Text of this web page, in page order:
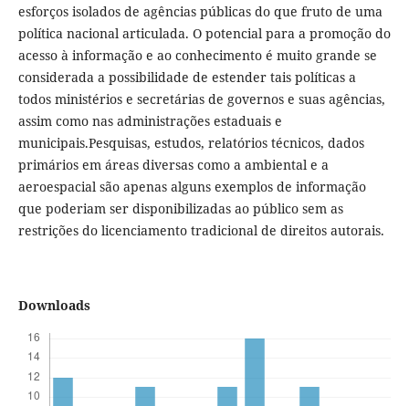
esforços isolados de agências públicas do que fruto de uma
política nacional articulada. O potencial para a promoção do
acesso à informação e ao conhecimento é muito grande se
considerada a possibilidade de estender tais políticas a
todos ministérios e secretárias de governos e suas agências,
assim como nas administrações estaduais e
municipais.Pesquisas, estudos, relatórios técnicos, dados
primários em áreas diversas como a ambiental e a
aeroespacial são apenas alguns exemplos de informação
que poderiam ser disponibilizadas ao público sem as
restrições do licenciamento tradicional de direitos autorais.
Downloads